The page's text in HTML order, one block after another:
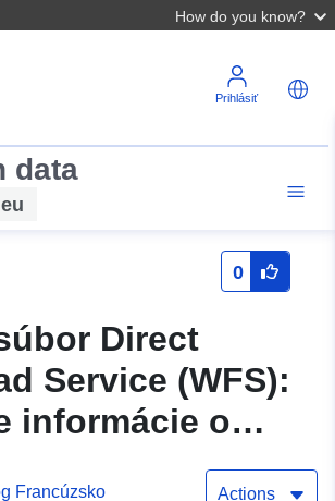
How do you know?
Prihlásiť
data
0
Direct
Service (WFS):
informácie o
Francúzsko Actions